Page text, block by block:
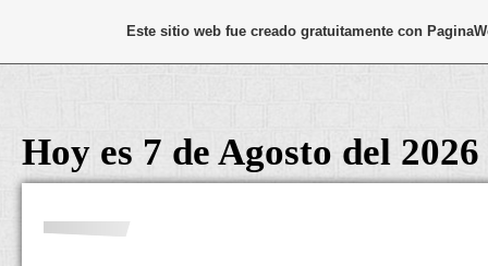
Hoy es 7 de Agosto del 2026
Este sitio web fue creado gratuitamente con